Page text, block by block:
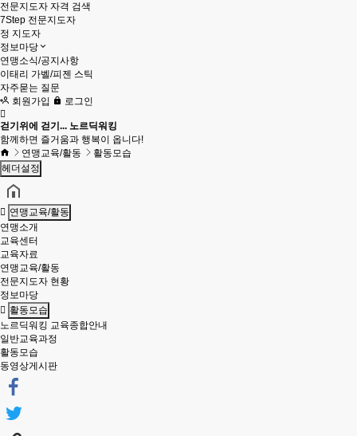
전문지도자 자격 검색
7Step 전문지도자
정 지도자
정보마당
연맹소식/공지사항
이태리 가벨/피젠 스틱
자주묻는 질문
회원가입
로그인
걷기위에 걷기... 노르딕워킹
함께하면 즐거움과 행복이 옵니다!
연맹교육/활동
활동모습
헤더설정
연맹교육/활동
연맹소개
교육센터
교육자료
연맹교육/활동
전문지도자 현황
정보마당
활동모습
노르딕워킹 교육종합안내
일반교육과정
활동모습
동영상게시판